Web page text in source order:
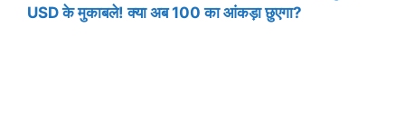
USD के मुकाबले! क्या अब 100 का आंकड़ा छुएगा?